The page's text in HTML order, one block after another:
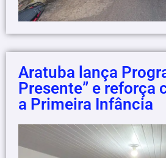
Aratuba lança
Presente” e reforça
a Primeira Infância